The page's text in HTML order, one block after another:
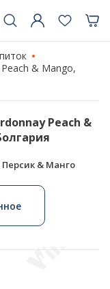
& Mango,
Peach &
& Манго